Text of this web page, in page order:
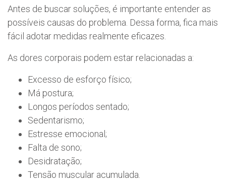
Antes de buscar soluções, é importante entender as
possíveis causas do problema. Dessa forma, fica mais
fácil adotar medidas realmente eficazes.
As dores corporais podem estar relacionadas a:
Excesso de esforço físico;
Má postura;
Longos períodos sentado;
Sedentarismo;
Estresse emocional;
Falta de sono;
Desidratação;
Tensão muscular acumulada.